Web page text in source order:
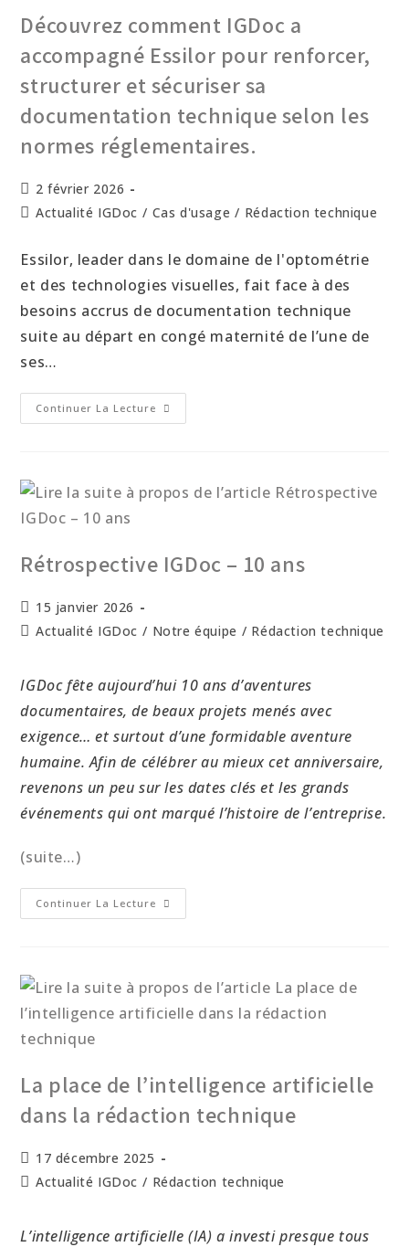
Découvrez comment IGDoc a
accompagné Essilor pour renforcer,
structurer et sécuriser sa
documentation technique selon les
normes réglementaires.
2 février 2026
Actualité IGDoc / Cas d'usage / Rédaction technique
Essilor, leader dans le domaine de l'optométrie
et des technologies visuelles, fait face à des
besoins accrus de documentation technique
suite au départ en congé maternité de l’une de
ses…
Continuer La Lecture
Rétrospective IGDoc – 10 ans
15 janvier 2026
Actualité IGDoc / Notre équipe / Rédaction technique
IGDoc fête aujourd’hui 10 ans d’aventures
documentaires, de beaux projets menés avec
exigence… et surtout d’une formidable aventure
humaine. Afin de célébrer au mieux cet anniversaire,
revenons un peu sur les dates clés et les grands
événements qui ont marqué l’histoire de l’entreprise.
(suite…)
Continuer La Lecture
La place de l’intelligence artificielle
dans la rédaction technique
17 décembre 2025
Actualité IGDoc / Rédaction technique
L’intelligence artificielle (IA) a investi presque tous